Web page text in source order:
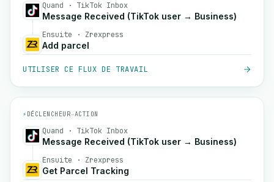
Quand · TikTok Inbox
Message Received (TikTok user → Business)
Ensuite · Zrexpress
Add parcel
UTILISER CE FLUX DE TRAVAIL
⚡ DÉCLENCHEUR→ACTION
Quand · TikTok Inbox
Message Received (TikTok user → Business)
Ensuite · Zrexpress
Get Parcel Tracking